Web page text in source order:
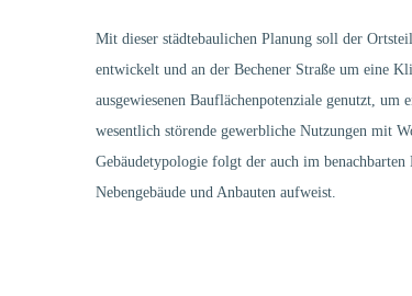
Mit dieser städtebaulichen Planung soll der
entwickelt und an der Bechener Straße um eine
ausgewiesenen Bauflächenpotenziale genutzt,
wesentlich störende gewerbliche Nutzungen mit
Gebäudetypologie folgt der auch im
Nebengebäude und Anbauten aufweist.